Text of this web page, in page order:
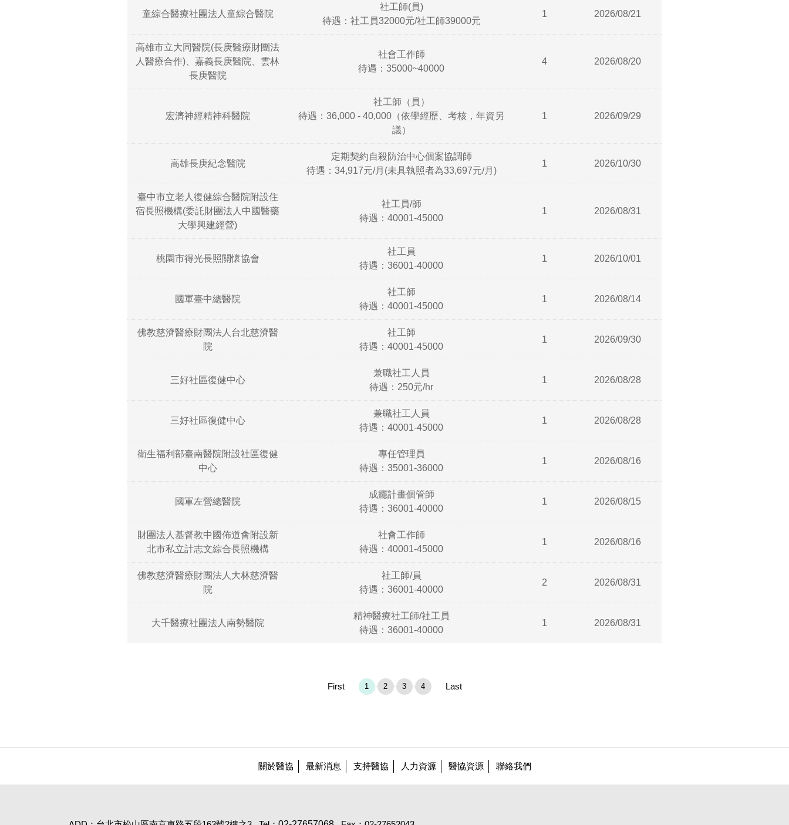
童綜合醫療社團法人童綜合醫院
社工師(員)
待遇：社工員32000元/社工師39000元
1 2026/08/21
高雄市立大同醫院(長庚醫療財團法
人醫療合作)、嘉義長庚醫院、雲林
長庚醫院
社會工作師
待遇：35000~40000
4 2026/08/20
宏濟神經精神科醫院
社工師（員）
待遇：36,000 - 40,000（依學經歷、考核，年資另
議）
1 2026/09/29
高雄長庚紀念醫院
定期契約自殺防治中心個案協調師
待遇：34,917元/月(未具執照者為33,697元/月)
1 2026/10/30
臺中市立老人復健綜合醫院附設住
宿長照機構(委託財團法人中國醫藥
大學興建經營)
社工員/師
待遇：40001-45000
1 2026/08/31
桃園市得光長照關懷協會
社工員
待遇：36001-40000
1 2026/10/01
國軍臺中總醫院
社工師
待遇：40001-45000
1 2026/08/14
佛教慈濟醫療財團法人台北慈濟醫
院
社工師
待遇：40001-45000
1 2026/09/30
三好社區復健中心
兼職社工人員
待遇：250元/hr
1 2026/08/28
三好社區復健中心
兼職社工人員
待遇：40001-45000
1 2026/08/28
衛生福利部臺南醫院附設社區復健
中心
專任管理員
待遇：35001-36000
1 2026/08/16
國軍左營總醫院
成癮計畫個管師
待遇：36001-40000
1 2026/08/15
財團法人基督教中國佈道會附設新
北市私立計志文綜合長照機構
社會工作師
待遇：40001-45000
1 2026/08/16
佛教慈濟醫療財團法人大林慈濟醫
院
社工師/員
待遇：36001-40000
2 2026/08/31
大千醫療社團法人南勢醫院
精神醫療社工師/社工員
待遇：36001-40000
1 2026/08/31
First 1 2 3 4 Last
關於醫協 最新消息 支持醫協 人力資源 醫協資源 聯絡我們